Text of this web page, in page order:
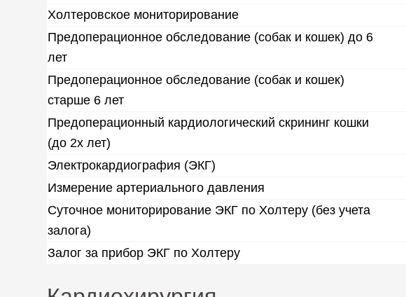
Холтеровское мониторирование
Предоперационное обследование (собак и кошек) до 6
лет
Предоперационное обследование (собак и кошек)
старше 6 лет
Предоперационный кардиологический скрининг кошки
(до 2х лет)
Электрокардиография (ЭКГ)
Измерение артериального давления
Суточное мониторирование ЭКГ по Холтеру (без учета
залога)
Залог за прибор ЭКГ по Холтеру